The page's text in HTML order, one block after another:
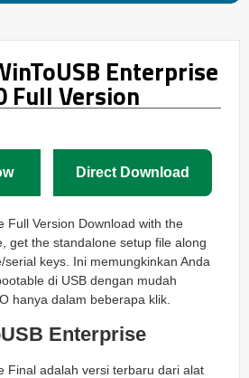
Enterprise
Full Version
Direct Download
Full Version Download with the
get the standalone setup file along
keys. Ini memungkinkan Anda
di USB dengan mudah
hanya dalam beberapa klik.
Enterprise
Final adalah versi terbaru dari alat